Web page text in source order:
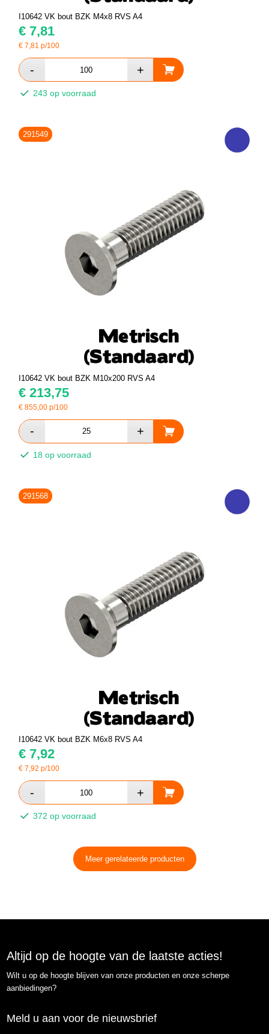
I10642 VK bout BZK M4x8 RVS A4
€ 7,81
€7,81 p/100
243 op voorraad
291549
I10642 VK bout BZK M10x200 RVS A4
€ 213,75
€855,00 p/100
18 op voorraad
291568
I10642 VK bout BZK M6x8 RVS A4
€ 7,92
€7,92 p/100
372 op voorraad
Meer gerelateerde producten
Altijd op de hoogte van de laatste acties!
Wilt u op de hoogte blijven van onze producten en onze scherpe
aanbiedingen?
Meld u aan voor de nieuwsbrief